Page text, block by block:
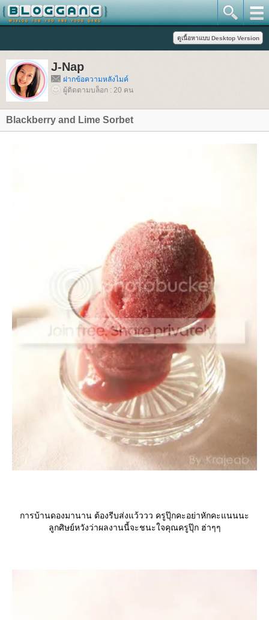
J-Nap
ฝากข้อความหลังไมค์
ผู้ติดตามบล็อก : 20 คน
Blackberry and Lime Sorbet
การบ้านดองมานาน ต้องรีบส่งแว้ววว ครูปุ๊กคะอย่าหักคะแนนนะ
ลูกศิษย์หวังว่าผลงานนี้จะชนะใจคุณครูปุ๊ก ฮ่าๆๆ